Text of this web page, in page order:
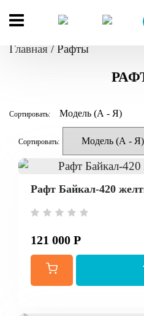
Главная / Рафты
Сортировать:
Сортировать:
Рафт Байкал-420
121 000 Р